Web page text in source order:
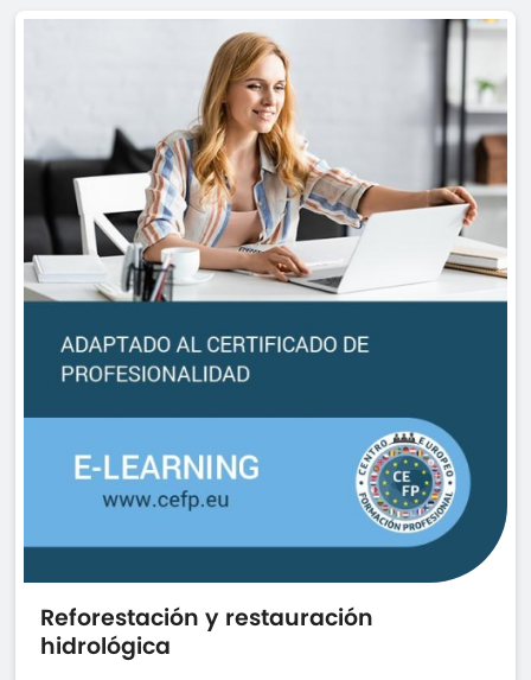
Reforestación y restauración
hidrológica